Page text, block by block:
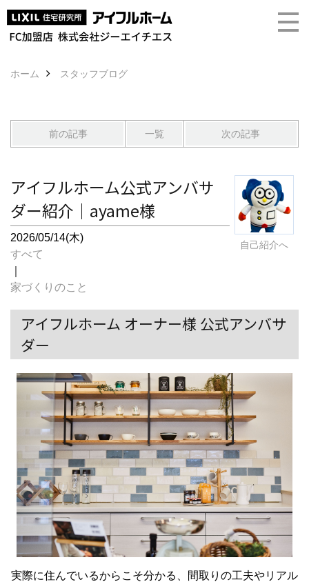
ホーム スタッフブログ
前の記事 一覧 次の記事
自己紹介へ
アイフルホーム公式アンバサ
ダー紹介｜ayame様
2026/05/14(木)
すべて
家づくりのこと
アイフルホーム オーナー様 公式アンバサ
ダー
実際に住んでいるからこそ分かる、間取りの工夫やリアル